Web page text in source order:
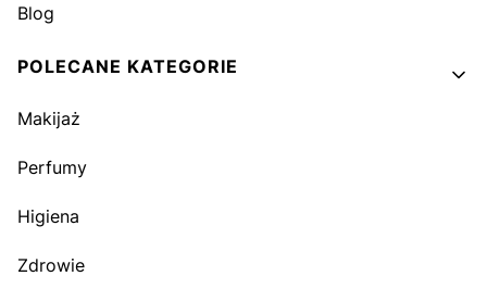
Blog
POLECANE KATEGORIE
Makijaż
Perfumy
Higiena
Zdrowie